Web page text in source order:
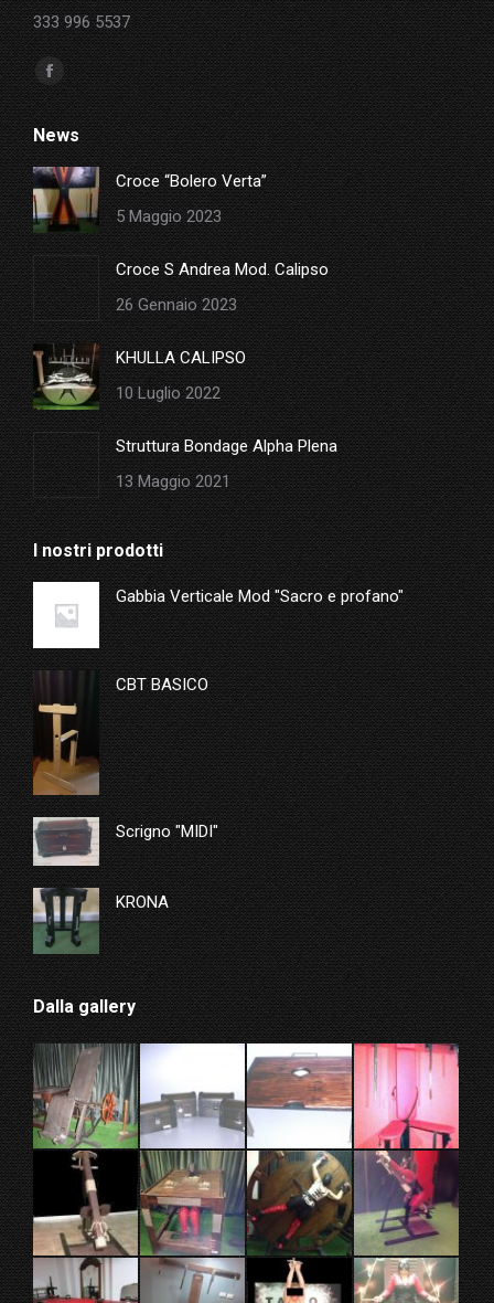
333 996 5537
Ci puoi trovare su:
Facebook
page
opens
in
new
window
News
Croce “Bolero Verta”
5 Maggio 2023
Croce S Andrea Mod. Calipso
26 Gennaio 2023
KHULLA CALIPSO
10 Luglio 2022
Struttura Bondage Alpha Plena
13 Maggio 2021
I nostri prodotti
Gabbia Verticale Mod "Sacro e profano"
CBT BASICO
Scrigno "MIDI"
KRONA
Dalla gallery